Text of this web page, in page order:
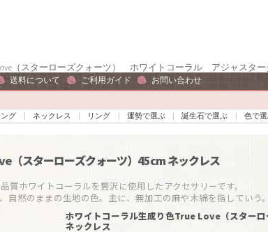
（スターローズクォーツ） ホワイトコーラル アジャスター
送料について ご利用ガイド お問い合わせ
グ ネックレス リング 運勢で選ぶ 誕生石で選ぶ 色で
（スターローズクォーツ）45cmネックレス
ホワイトコーラルを贅沢に使用したアクセサリーです。
然のままの生地の色。主に、無加工の麻や木綿を指していう。
ホワイトコーラル生成り色True Love（スター
ネックレス